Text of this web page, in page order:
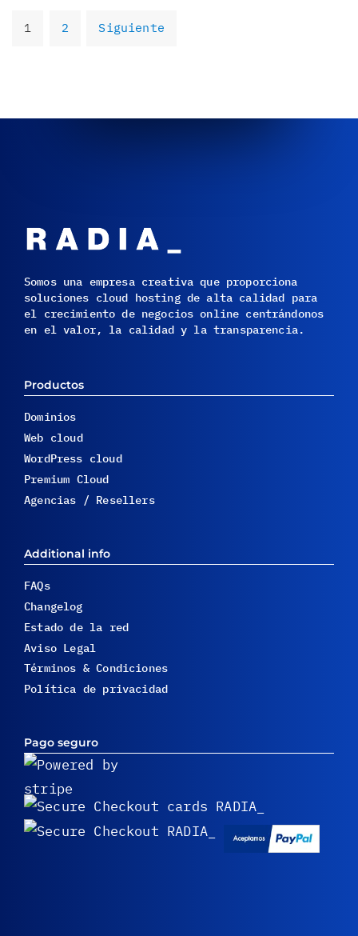
1 2 Siguiente
Somos una empresa creativa que proporciona
soluciones cloud hosting de alta calidad para
el crecimiento de negocios online centrándonos
en el valor, la calidad y la transparencia.
Productos
Dominios
Web cloud
WordPress cloud
Premium Cloud
Agencias / Resellers
Additional info
FAQs
Changelog
Estado de la red
Aviso Legal
Términos & Condiciones
Política de privacidad
Pago seguro